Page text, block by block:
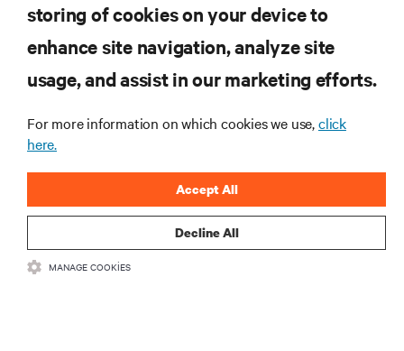
KAYNAKLAR
KURUMSAL
BIZIMLE ILETIŞIME GEÇIN
storing of cookies on your device to
enhance site navigation, analyze site
usage, and assist in our marketing efforts.
For more information on which cookies we use,click
here.
Decline All
Accept All
MANAGE COOKIES